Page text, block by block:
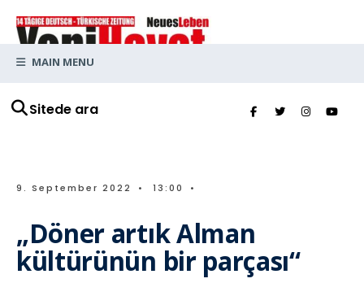
Sitede ara
MAIN MENU
9. September 2022 • 13:00 •
„Döner artık Alman
kültürünün bir parçası“